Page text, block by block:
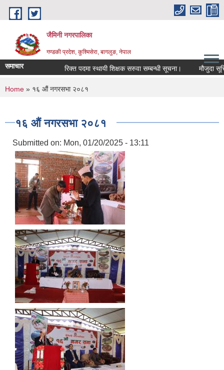
Skip to main content
जैमिनी नगरपालिका
गण्डकी प्रदेश, कुश्मिसेरा, बागलुङ, नेपाल
समाचार रिक्त पदमा स्थायी शिक्षक सरुवा सम्बन्धी सूचना। मौजुदा सूचिमा
You are here
Home » १६ औं नगरसभा २०८१
१६ औं नगरसभा २०८१
Submitted on: Mon, 01/20/2025 - 13:11